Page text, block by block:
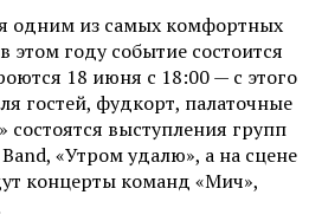
одним из самых комфортных
этом году событие состоится
18 июня с 18:00 — с этого
гостей, фудкорт, палаточные
состоятся выступления групп
«Утром удалю», а на сцене
концерты команд «Мич»,